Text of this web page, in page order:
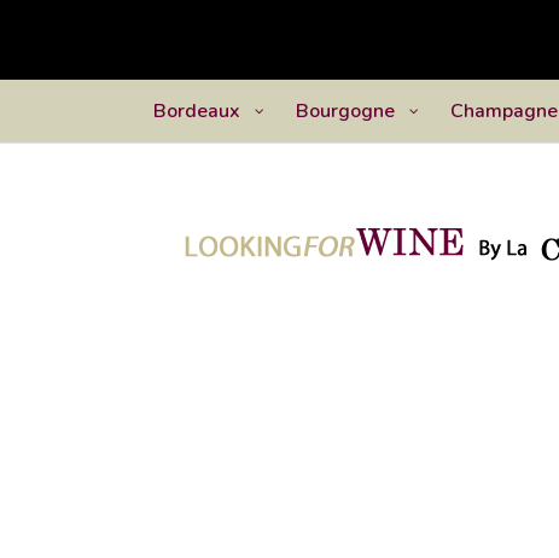
Bordeaux Bourgogne Champagne